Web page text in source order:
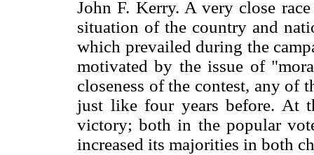
John F. Kerry. A very close
situation of the country and
which prevailed during the
motivated by the issue of
closeness of the contest, any of
just like four years before. At
victory; both in the popular
increased its majorities in both